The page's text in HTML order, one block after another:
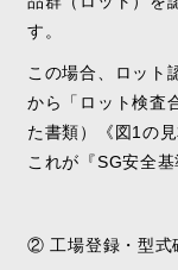
す。
この場合、ロット
から「ロット検査
た書類）《図1の
これが『SG安全
② 工場登録・型式